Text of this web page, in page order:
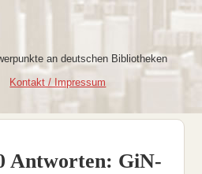
an deutschen Bibliotheken
Kontakt / Impressum
Antworten: GiN-